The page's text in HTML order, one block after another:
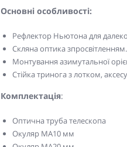
Основні особливості:
Рефлектор Ньютона для
Скляна оптика зпросвітленням.
Монтування азимутальної
Стійка тринога з лотком,
Комплектація:
Оптична труба телескопа
Окуляр MA10 мм